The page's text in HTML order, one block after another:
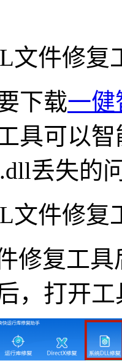
文件修复
下载一
具可以
丢失的
文件修复
修复工
，打开